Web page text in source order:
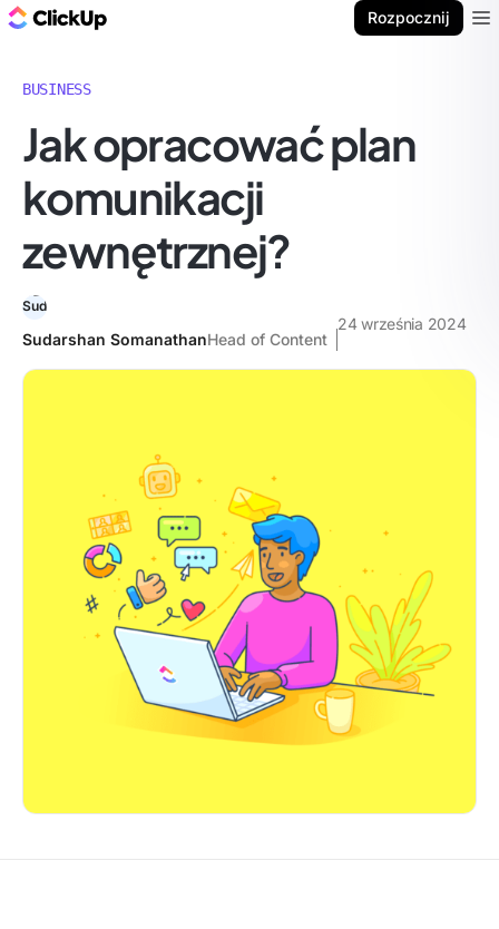
Rozpocznij
BUSINESS
Jak opracować plan
komunikacji
zewnętrznej?
Sudarshan SomanathanHead of Content
24 września 2024